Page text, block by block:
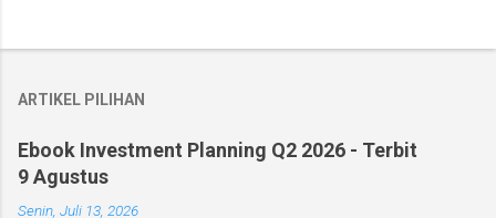
ARTIKEL PILIHAN
Ebook Investment Planning Q2 2026 - Terbit
9 Agustus
Senin, Juli 13, 2026